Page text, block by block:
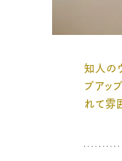
知人の
プアッ
れて雰